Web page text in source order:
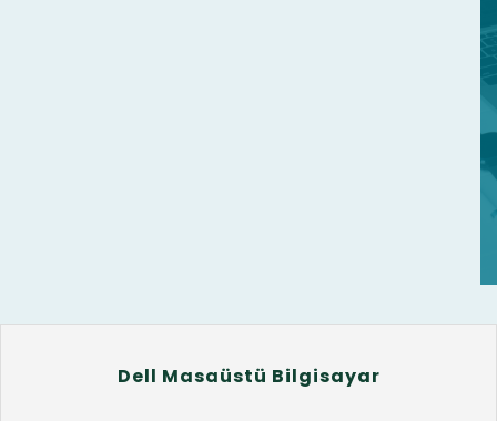
Dell Masaüstü Bilgisayar